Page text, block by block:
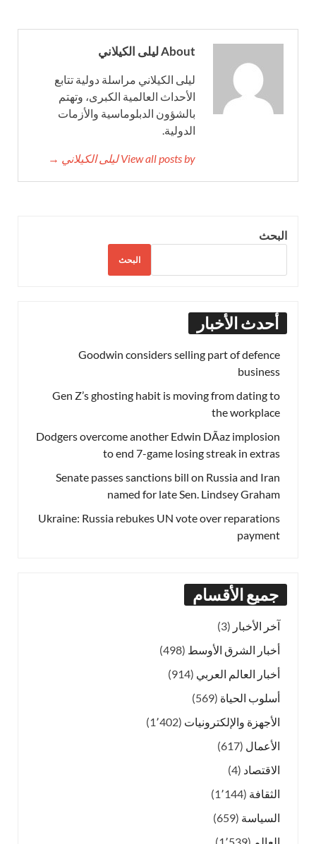
About ليلى الكيلاني
ليلى الكيلاني مراسلة دولية تتابع
الأحداث العالمية الكبرى، وتهتم
بالشؤون الدبلوماسية والأزمات
الدولية.
View all posts by ليلى الكيلاني →
البحث
البحث
أحدث الأخبار
Goodwin considers selling part of defence
business
Gen Z’s ghosting habit is moving from dating to
the workplace
Dodgers overcome another Edwin DÃ­az implosion
to end 7-game losing streak in extras
Senate passes sanctions bill on Russia and Iran
named for late Sen. Lindsey Graham
Ukraine: Russia rebukes UN vote over reparations
payment
جميع الأقسام
آخر الأخبار (3)
أخبار الشرق الأوسط (498)
أخبار العالم العربي (914)
أسلوب الحياة (569)
الأجهزة والإلكترونيات (1٬402)
الأعمال (617)
الاقتصاد (4)
الثقافة (1٬144)
السياسة (659)